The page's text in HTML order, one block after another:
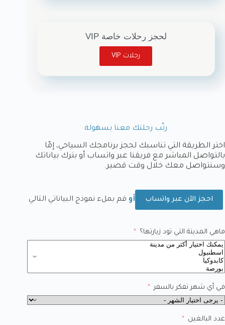
لحجز رحلات خاصة VIP
رحلات VIP
رتّب رحلتك معنا بسهولة
اختر الطريقة التي تناسبك لحجز برنامجك السياحي، إمّا
بالتواصل المباشر مع فريقنا عبر واتساب أو بترك بياناتك
وسنتواصل معك خلال وقت قصير.
احجز الآن عبر واتساب أو قم بملء نموذج البياناتي التالي
ماهي المدينة التي تود زيارتها؟
في أي شهر تفكر بالسفر
عدد البالغين